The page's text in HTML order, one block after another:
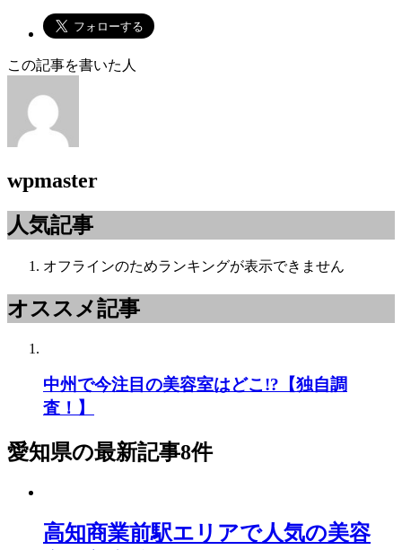
この記事を書いた人
wpmaster
人気記事
オフラインのためランキングが表示できません
オススメ記事
中州で今注目の美容室はどこ!?【独自調
査！】
愛知県の最新記事8件
高知商業前駅エリアで人気の美容